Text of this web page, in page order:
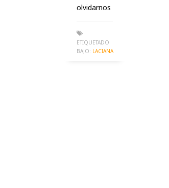
olvidarnos
ETIQUETADO
BAJO: LACIANA